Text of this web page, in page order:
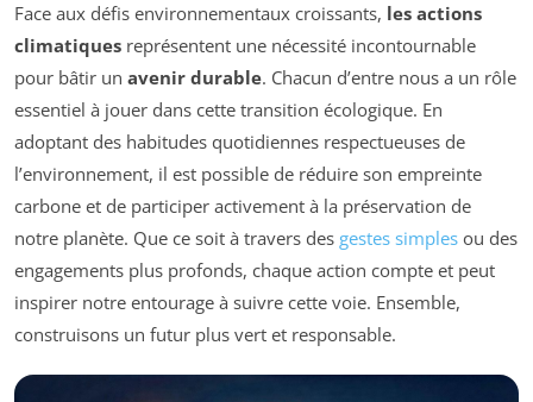
Face aux défis environnementaux croissants, les actions
climatiques représentent une nécessité incontournable
pour bâtir un avenir durable. Chacun d’entre nous a un rôle
essentiel à jouer dans cette transition écologique. En
adoptant des habitudes quotidiennes respectueuses de
l’environnement, il est possible de réduire son empreinte
carbone et de participer activement à la préservation de
notre planète. Que ce soit à travers des gestes simples ou des
engagements plus profonds, chaque action compte et peut
inspirer notre entourage à suivre cette voie. Ensemble,
construisons un futur plus vert et responsable.